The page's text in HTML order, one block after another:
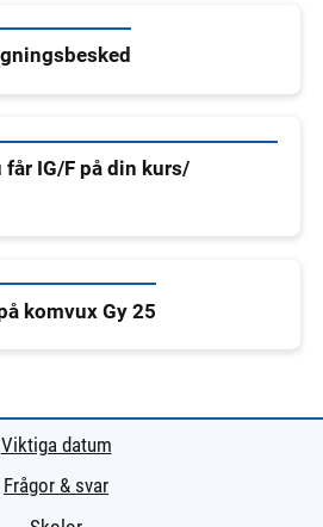
får IG/F på din kurs/
komvux Gy 25
Viktiga datum
Frågor & svar